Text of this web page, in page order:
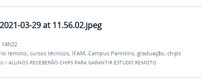
03-29 at 11.56.02.jpeg
14h22
remoto, cursos técnicos, IFAM, Campus Parintins, graduação, chips
/ ALUNOS RECEBERÃO CHIPS PARA GARANTIR ESTUDO REMOTO